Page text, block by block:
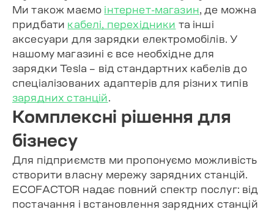
Ми також маємо інтернет-магазин , де можна
придбати кабелі, перехідники та інші
аксесуари для зарядки електромобілів. У
нашому магазині є все необхідне для
зарядки Tesla – від стандартних кабелів до
спеціалізованих адаптерів для різних типів
зарядних станцій
Комплексні рішення для
бізнесу
Для підприємств ми пропонуємо можливість
створити власну мережу зарядних станцій.
ECOFACTOR надає повний спектр послуг: від
постачання і встановлення зарядних станцій